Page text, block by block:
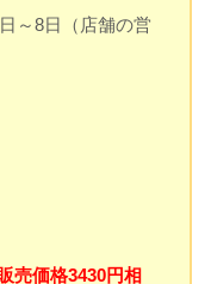
～8日（店舗の営
売価格3430円相